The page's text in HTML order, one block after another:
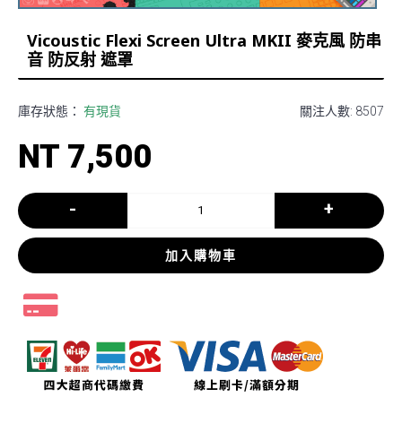
Vicoustic Flexi Screen Ultra MKII 麥克風 防串
音 防反射 遮罩
關注人數: 8507
庫存狀態： 有現貨
NT 7,500
- +
加入購物車